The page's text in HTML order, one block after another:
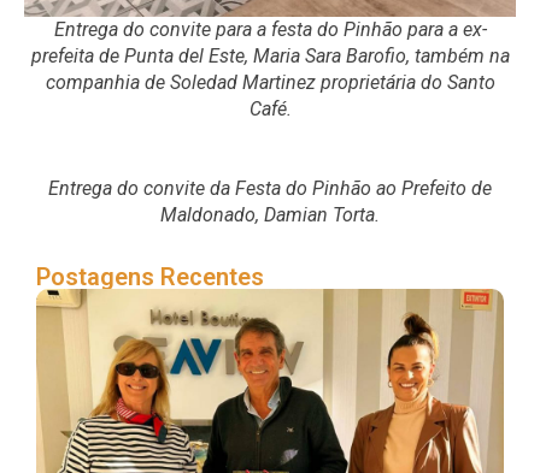
Entrega do convite para a festa do Pinhão para a ex-
prefeita de Punta del Este, Maria Sara Barofio, também na
companhia de Soledad Martinez proprietária do Santo
Café.
Entrega do convite da Festa do Pinhão ao Prefeito de
Maldonado, Damian Torta.
Postagens Recentes